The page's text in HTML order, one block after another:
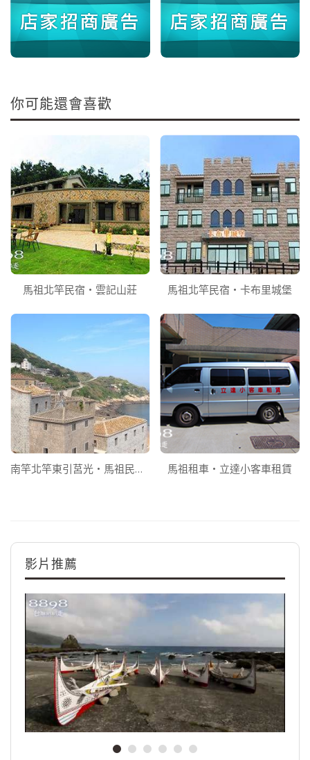
你可能還會喜歡
馬祖北竿民宿‧雲記山莊 馬祖北竿民宿‧卡布里城堡
南竿北竿東引莒光‧馬祖民宿一覽表 馬祖租車‧立達小客車租賃
影片推薦